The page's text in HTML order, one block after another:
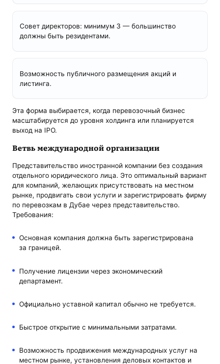
Совет директоров: минимум 3 — большинство
должны быть резидентами.
Возможность публичного размещения акций и
листинга.
Эта форма выбирается, когда перевозочный бизнес
масштабируется до уровня холдинга или планируется
выход на IPO.
Ветвь международной организации
Представительство иностранной компании без создания
отдельного юридического лица. Это оптимальный вариант
для компаний, желающих присутствовать на местном
рынке, продвигать свои услуги и зарегистрировать фирму
по перевозкам в Дубае через представительство.
Требования:
Основная компания должна быть зарегистрирована
за границей.
Получение лицензии через экономический
департамент.
Официально уставной капитал обычно не требуется.
Быстрое открытие с минимальными затратами.
Возможность продвижения международных услуг на
местном рынке, установления деловых контактов и